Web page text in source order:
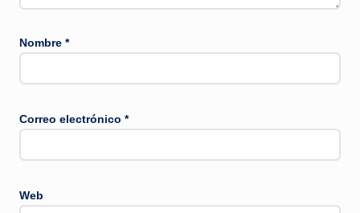
Nombre *
Correo electrónico *
Web